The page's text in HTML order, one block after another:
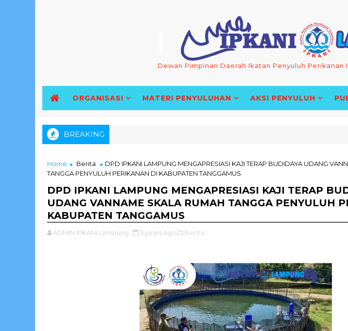
Dewan Pimpinan Daerah Ikatan Penyuluh Perikanan
ORGANISASI MATERI PENYULUHAN AKSI PENYULUH
BREAKING
DPD IPKANI LAMPUNG JALIN SINERGI DENGAN BPPMHKP LAMPUNG UNTUK
Home Berita
DPD IPKANI LAMPUNG MENGAPRESIASI KAJI TERAP BUDIDAYA UDANG
TANGGA PENYULUH PERIKANAN DI KABUPATEN TANGGAMUS
DPD IPKANI LAMPUNG MENGAPRESIASI KAJI TERAP
UDANG VANNAME SKALA RUMAH TANGGA PENYULUH
KABUPATEN TANGGAMUS
ADMIN IPKANI Lampung 5 years ago Berita,